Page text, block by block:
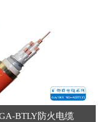
BTLY防火电缆